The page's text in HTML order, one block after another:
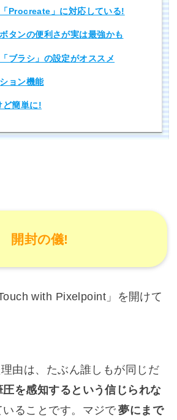
Procreate」に対応している!
タンの便利さが実は最強かも
ブラシ」の設定がオススメ
ョン機能
ど簡単に!
開封の儀!
with Pixelpoint」を開けて
由は、たぶん誰しもが同じだ
圧を感知するという信じられな
いることです。マジで夢にまで